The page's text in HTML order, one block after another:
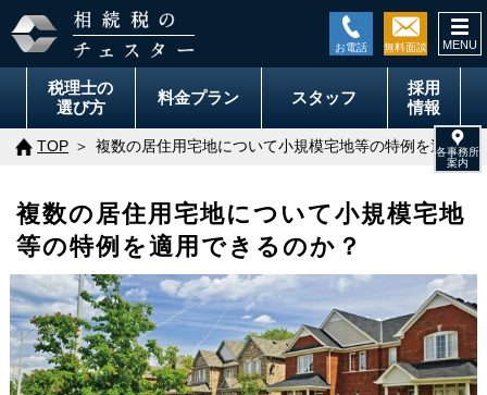
税理士の
選び方
料金プラン スタッフ
採用
情報
TOP 複数の居住用宅地について小規模宅地等の特例を適用で
複数の居住用宅地について小規模宅地
等の特例を適用できるのか？